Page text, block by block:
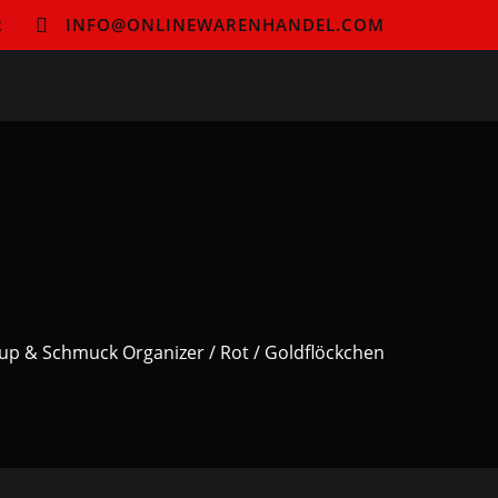
INFO@ONLINEWARENHANDEL.COM
& Schmuck Organizer / Rot / Goldflöckchen